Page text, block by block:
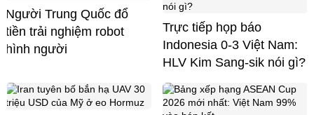
Người Trung Quốc đổ
tiền trải nghiệm robot
hình người
Trực tiếp họp báo
Indonesia 0-3 Việt Nam:
HLV Kim Sang-sik nói gì?